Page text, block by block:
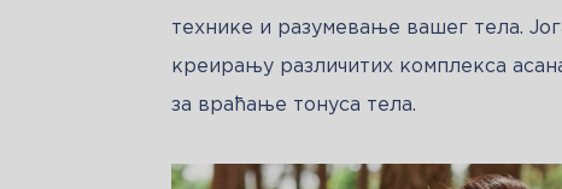
технике и разумевање вашег тела.
креирању различитих комплекса
за враћање тонуса тела.